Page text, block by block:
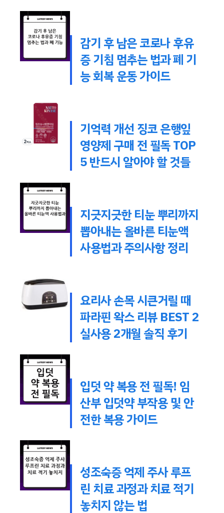
감기 후 남은 코로나 후유
증 기침 멈추는 법과 폐 기
능 회복 운동 가이드
기억력 개선 징코 은행잎
영양제 구매 전 필독 TOP
5 반드시 알아야 할 것들
지긋지긋한 티눈 뿌리까지
뽑아내는 올바른 티눈액
사용법과 주의사항 정리
요리사 손목 시큰거릴 때
파라핀 왁스 리뷰 BEST 2
실사용 2개월 솔직 후기
입덧 약 복용 전 필독! 임
산부 입덧약 부작용 및 안
전한 복용 가이드
성조숙증 억제 주사 루프
린 치료 과정과 치료 적기
놓치지 않는 법